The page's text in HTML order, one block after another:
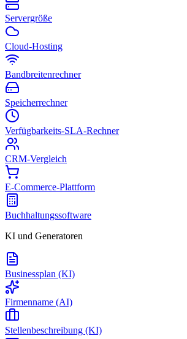
Servergröße
Cloud-Hosting
Bandbreitenrechner
Speicherrechner
Verfügbarkeits-SLA-Rechner
CRM-Vergleich
E-Commerce-Plattform
Buchhaltungssoftware
KI und Generatoren
Businessplan (KI)
Firmenname (AI)
Stellenbeschreibung (KI)